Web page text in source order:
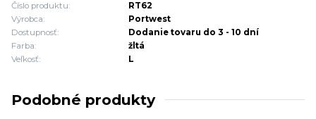
Číslo produktu:
RT62
Výrobca:
Portwest
Dostupnosť:
Dodanie tovaru do 3 - 10 dní
Farba:
žltá
Veľkosť:
L
Podobné produkty